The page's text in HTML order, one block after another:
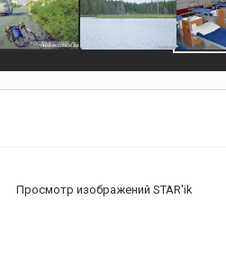
Просмотр изображений STAR'ik